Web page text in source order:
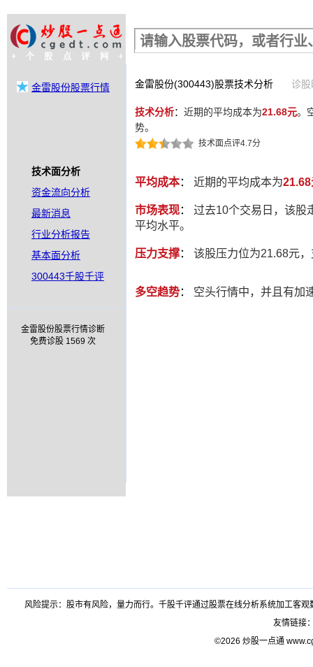
金雷股份股票行情
技术面分析
资金流向分析
最新消息
行业分析报告
基本面分析
300443千股千评
金雷股份股票行情诊断
免费诊股 1569 次
金雷股份(300443)股票技术分析 诊
技术分析： 近期的平均成本为21.68元。
势。
技术面点评4.7分
平均成本： 近期的平均成本为
市场表现：
过去10个交易日，该股
平均水平。
压力支撑： 该股压力位为21.68元
多空趋势： 空头行情中，并且有加
风险提示：股市有风险，量力而行。千股千评通过股票在线分析系统加工客
友情链接
©2026 炒股一点通